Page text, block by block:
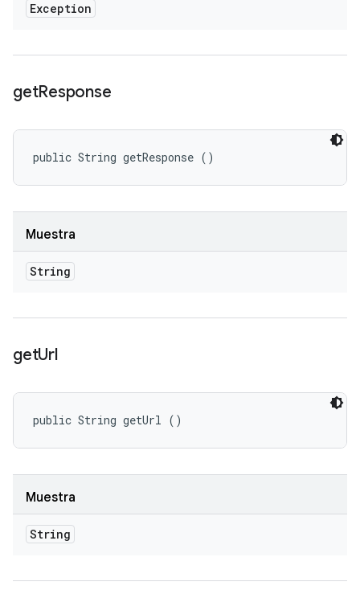
Exception
getResponse
public String getResponse ()
Muestra
String
getUrl
public String getUrl ()
Muestra
String